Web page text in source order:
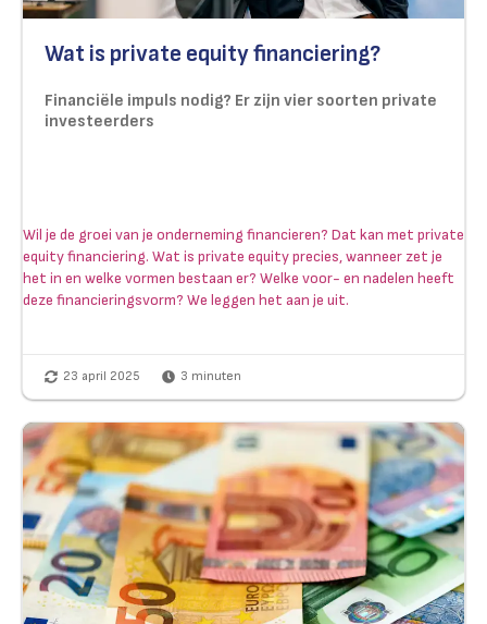
Wat is private equity financiering?
Financiële impuls nodig? Er zijn vier soorten private
investeerders
Wil je de groei van je onderneming financieren? Dat kan met private
equity financiering. Wat is private equity precies, wanneer zet je
het in en welke vormen bestaan er? Welke voor- en nadelen heeft
deze financieringsvorm? We leggen het aan je uit.
23 april 2025 3 minuten